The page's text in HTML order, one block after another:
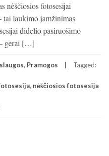
nėščiosios fotosesijai
tai laukimo įamžinimas
didelio pasiruošimo
gerai […]
, Pramogos Tagged:
, nėščiosios fotosesija